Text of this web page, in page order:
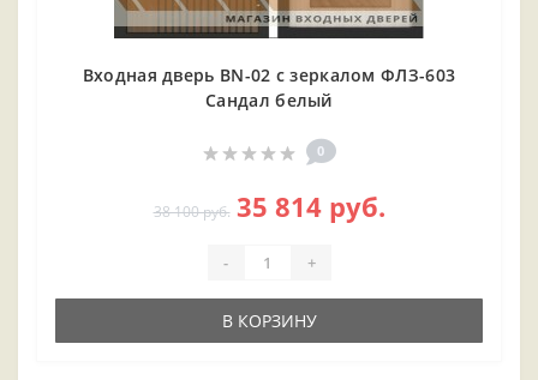
Входная дверь BN-02 с зеркалом ФЛЗ-603
Сандал белый
0
38 100 руб. 35 814 руб.
- +
В КОРЗИНУ